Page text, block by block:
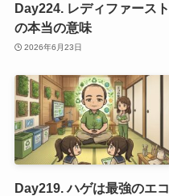
Day224. レディファースト
の本当の意味
2026年6月23日
Day219. ハゲは最強のエコ